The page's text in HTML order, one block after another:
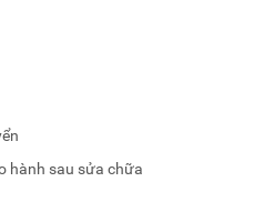
hành sau sửa chữa